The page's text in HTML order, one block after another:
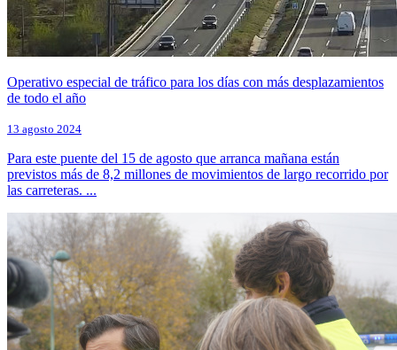
Operativo especial de tráfico para los días con más desplazamientos
de todo el año
13 agosto 2024
Para este puente del 15 de agosto que arranca mañana están
previstos más de 8,2 millones de movimientos de largo recorrido por
las carreteras. ...